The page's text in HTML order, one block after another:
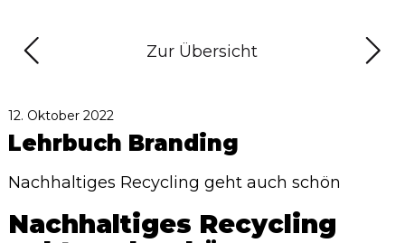
Zur Übersicht
12. Oktober 2022
Lehrbuch Branding
Nachhaltiges Recycling geht auch schön
Nachhaltiges Recycling